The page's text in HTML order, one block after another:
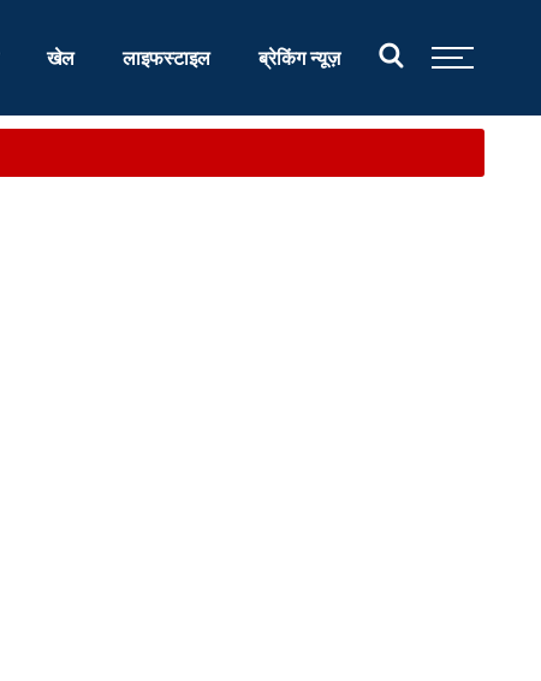
खेल लाइफस्टाइल ब्रेकिंग न्यूज़